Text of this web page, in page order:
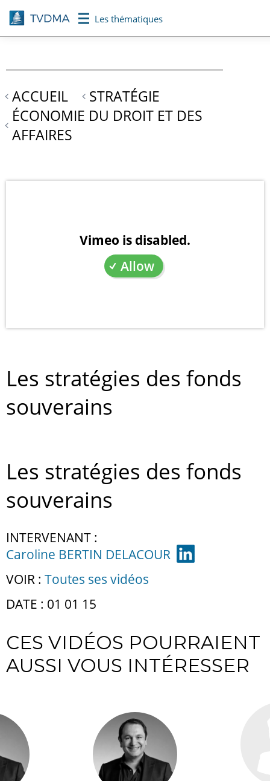
Aller
au
contenu
Les thématiques
ACCUEIL
STRATÉGIE
ÉCONOMIE DU DROIT ET DES
AFFAIRES
Vimeo is disabled.
Allow
Les stratégies des fonds
souverains
Les stratégies des fonds
souverains
INTERVENANT :
Caroline BERTIN DELACOUR
VOIR : Toutes ses vidéos
DATE : 01 01 15
CES VIDÉOS POURRAIENT
AUSSI VOUS INTÉRESSER